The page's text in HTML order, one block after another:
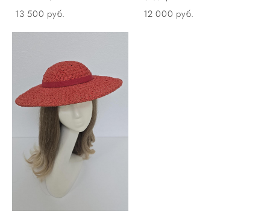
13 500 pуб.
12 000 pуб.